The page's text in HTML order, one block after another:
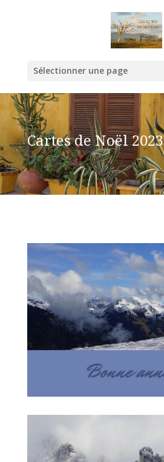
Sélectionner une page
Cartes de Noël 2023